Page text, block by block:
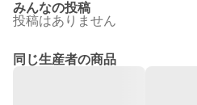
みんなの投稿
投稿はありません
同じ生産者の商品